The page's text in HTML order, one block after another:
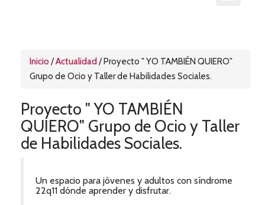
Inicio /Actualidad /Proyecto " YO TAMBIÉN QUIERO"
Grupo de Ocio y Taller de Habilidades Sociales.
Proyecto " YO TAMBIÉN
QUIERO" Grupo de Ocio y Taller
de Habilidades Sociales.
Un espacio para jóvenes y adultos con síndrome
22q11 dónde aprender y disfrutar.